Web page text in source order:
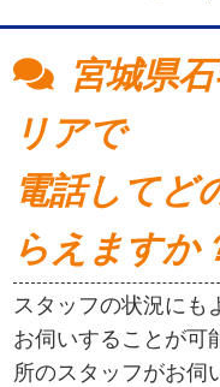
宮城県
リアで
電話してど
らえますか
スタッフの状況にも
お伺いすることが可
所のスタッフがお伺